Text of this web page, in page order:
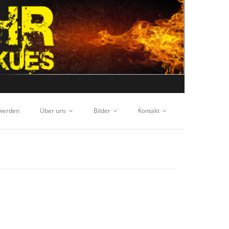
Über uns Bilder Kontakt